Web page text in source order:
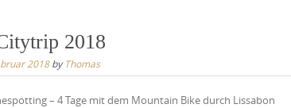
2018
2018byThomas
– 4 Tage mit dem Mountain Bike durch Lissabon